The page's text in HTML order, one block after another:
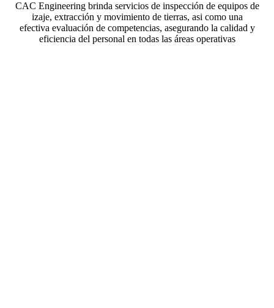
CAC Engineering brinda servicios de inspección de equipos de
izaje, extracción y movimiento de tierras, asi como una
efectiva evaluación de competencias, asegurando la calidad y
eficiencia del personal en todas las áreas operativas